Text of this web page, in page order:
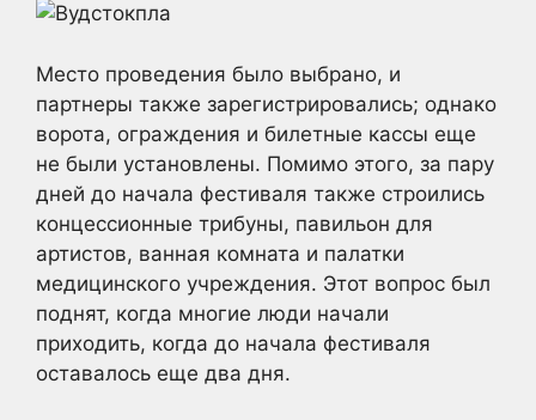
Место проведения было выбрано, и
партнеры также зарегистрировались; однако
ворота, ограждения и билетные кассы еще
не были установлены. Помимо этого, за пару
дней до начала фестиваля также строились
концессионные трибуны, павильон для
артистов, ванная комната и палатки
медицинского учреждения. Этот вопрос был
поднят, когда многие люди начали
приходить, когда до начала фестиваля
оставалось еще два дня.